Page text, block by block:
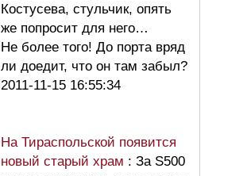
Костусева, стульчик, опять
же попросит для него…
Не более того! До порта вряд
ли доедит, что он там забыл?
2011-11-15 16:55:34
На Тираспольской появится
новый старый храм : За S500